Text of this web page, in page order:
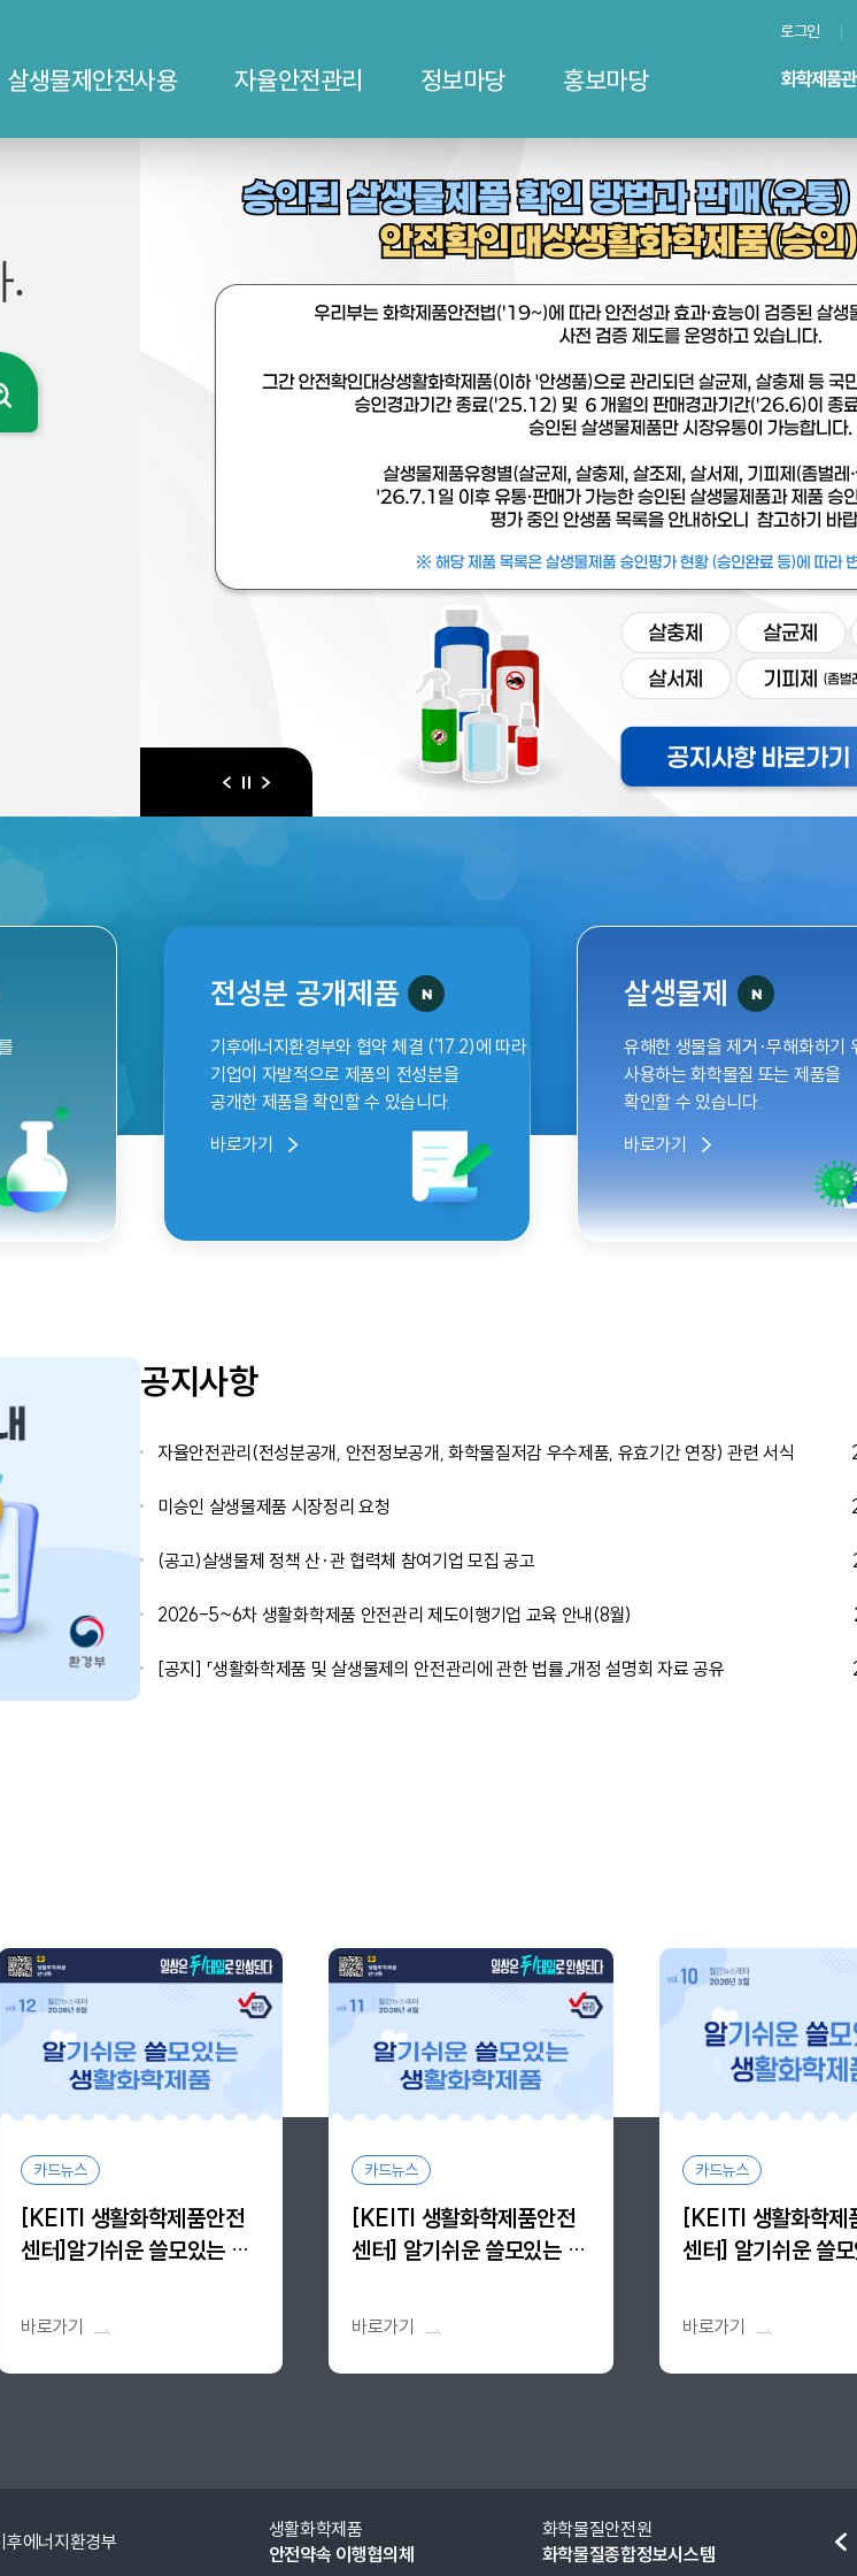
로그인
살생물제안전사용 자율안전관리 정보마당 홍보마당
.
초기화
검색
이전일시정지
다음
승인된 살생물제품 확인 방법과 판매(유통) 가능 살생물제품 및 안전확인대상생활화학제품(승인) 목록
전성분 공개제품
기후에너지환경부와 협약 체결 (’17.2)에 따라
기업이 자발적으로 제품의 전성분을
공개한 제품을 확인할 수 있습니다.
바로가기
살생물제
유해한 생물을 제거·무해화하기
사용하는 화학물질 또는 제품을
확인할 수 있습니다.
바로가기
공지사항
자율안전관리(전성분공개, 안전정보공개, 화학물질저감 우수제품, 유효기간 연장) 관련 서식
미승인 살생물제품 시장정리 요청
(공고)살생물제 정책 산·관 협력체 참여기업 모집 공고
2026-5~6차 생활화학제품 안전관리 제도이행기업 교육 안내(8월)
[공지] 「생활화학제품 및 살생물제의 안전관리에 관한 법률」개정 설명회 자료 공유
카드뉴스
[KEITI 생활화학제품안전
센터]알기쉬운 쓸모있는 생
바로가기
카드뉴스
[KEITI 생활화학제품안전
센터] 알기쉬운 쓸모있는 생
바로가기
카드뉴스
[KEITI 생활화학제
센터] 알기쉬운 쓸
바로가기
경부
생활화학제품
안전약속 이행협의체
화학물질안전원
화학물질종합정보시스템
국가위험물통